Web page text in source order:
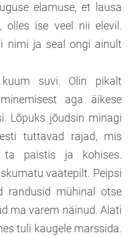
elamuse, et lausa
olles ise veel nii elevil.
nimi ja seal ongi ainult
suvi. Olin pikalt
aga äikese
Lõpuks jõudsin minagi
tuttavad rajad, mis
paistis ja kohises.
vaatepilt. Peipsi
randusid mühinal otse
ma varem näinud. Alati
tuli kaugele marssida.